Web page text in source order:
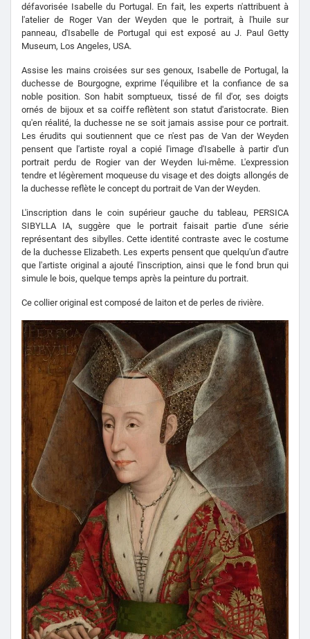
défavorisée Isabelle du Portugal. En fait, les experts n'attribuent à
l'atelier de Roger Van der Weyden que le portrait, à l'huile sur
panneau, d'Isabelle de Portugal qui est exposé au J. Paul Getty
Museum, Los Angeles, USA.
Assise les mains croisées sur ses genoux, Isabelle de Portugal, la
duchesse de Bourgogne, exprime l'équilibre et la confiance de sa
noble position. Son habit somptueux, tissé de fil d'or, ses doigts
ornés de bijoux et sa coiffe reflètent son statut d'aristocrate. Bien
qu'en réalité, la duchesse ne se soit jamais assise pour ce portrait.
Les érudits qui soutiennent que ce n'est pas de Van der Weyden
pensent que l'artiste royal a copié l'image d'Isabelle à partir d'un
portrait perdu de Rogier van der Weyden lui-même. L'expression
tendre et légèrement moqueuse du visage et des doigts allongés de
la duchesse reflète le concept du portrait de Van der Weyden.
L'inscription dans le coin supérieur gauche du tableau, PERSICA
SIBYLLA IA, suggère que le portrait faisait partie d'une série
représentant des sibylles. Cette identité contraste avec le costume
de la duchesse Elizabeth. Les experts pensent que quelqu'un d'autre
que l'artiste original a ajouté l'inscription, ainsi que le fond brun qui
simule le bois, quelque temps après la peinture du portrait.
Ce collier original est composé de laiton et de perles de rivière.